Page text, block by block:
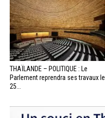
THAÏLANDE – POLITIQUE : Le
Parlement reprendra ses travaux le
25...